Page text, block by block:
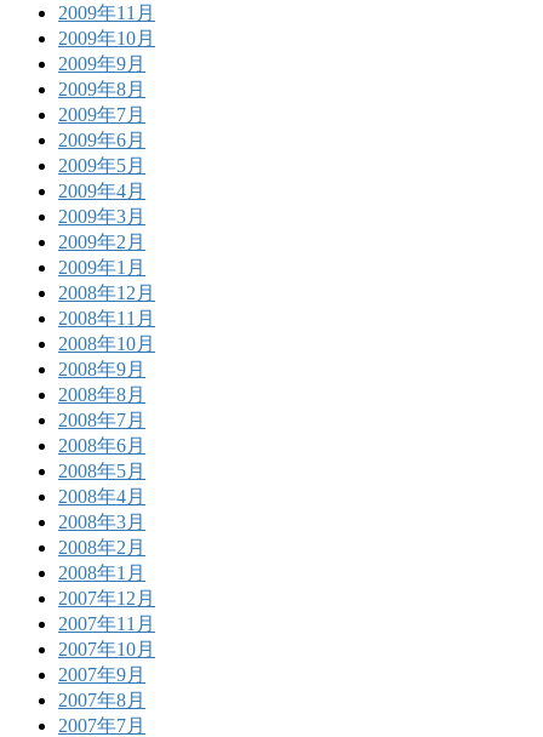
2009年11月
2009年10月
2009年9月
2009年8月
2009年7月
2009年6月
2009年5月
2009年4月
2009年3月
2009年2月
2009年1月
2008年12月
2008年11月
2008年10月
2008年9月
2008年8月
2008年7月
2008年6月
2008年5月
2008年4月
2008年3月
2008年2月
2008年1月
2007年12月
2007年11月
2007年10月
2007年9月
2007年8月
2007年7月